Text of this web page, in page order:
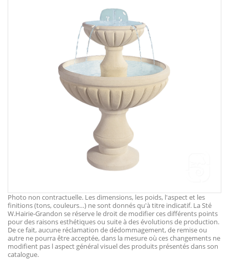
Photo non contractuelle. Les dimensions, les poids, l'aspect et les
finitions (tons, couleurs…) ne sont donnés qu'à titre indicatif. La Sté
W.Hairie-Grandon se réserve le droit de modifier ces différents points
pour des raisons esthétiques ou suite à des évolutions de production.
De ce fait, aucune réclamation de dédommagement, de remise ou
autre ne pourra être acceptée, dans la mesure où ces changements ne
modifient pas l aspect général visuel des produits présentés dans son
catalogue.